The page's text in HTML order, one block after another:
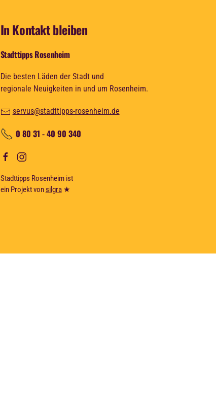
In Kontakt bleiben
Stadttipps Rosenheim
Die besten Läden der Stadt und
regionale Neuigkeiten in und um Rosenheim.
servus@stadttipps-rosenheim.de
0 80 31 - 40 90 340
Stadttipps Rosenheim ist
ein Projekt von silgra★